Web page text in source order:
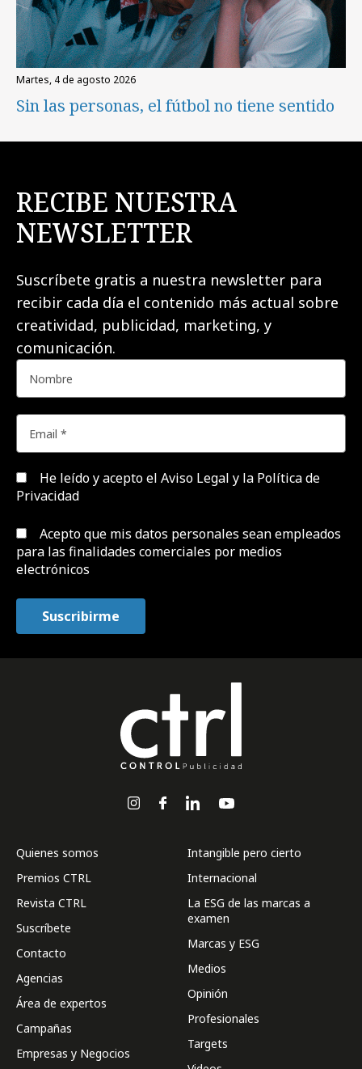
martes, 4 de agosto 2026
Sin las personas, el fútbol no tiene sentido
RECIBE NUESTRA
NEWSLETTER
Suscríbete gratis a nuestra newsletter para
recibir cada día el contenido más actual sobre
creatividad, publicidad, marketing, y
comunicación.
He leído y acepto el Aviso Legal y la Política de
Privacidad
Acepto que mis datos personales sean empleados
para las finalidades comerciales por medios
electrónicos
Quienes somos
Premios CTRL
Revista CTRL
Suscríbete
Contacto
Agencias
Área de expertos
Campañas
Empresas y Negocios
Intangible pero cierto
Internacional
La ESG de las marcas a
examen
Marcas y ESG
Medios
Opinión
Profesionales
Targets